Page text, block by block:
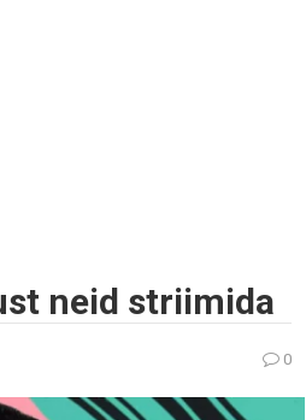
neid striimida
0